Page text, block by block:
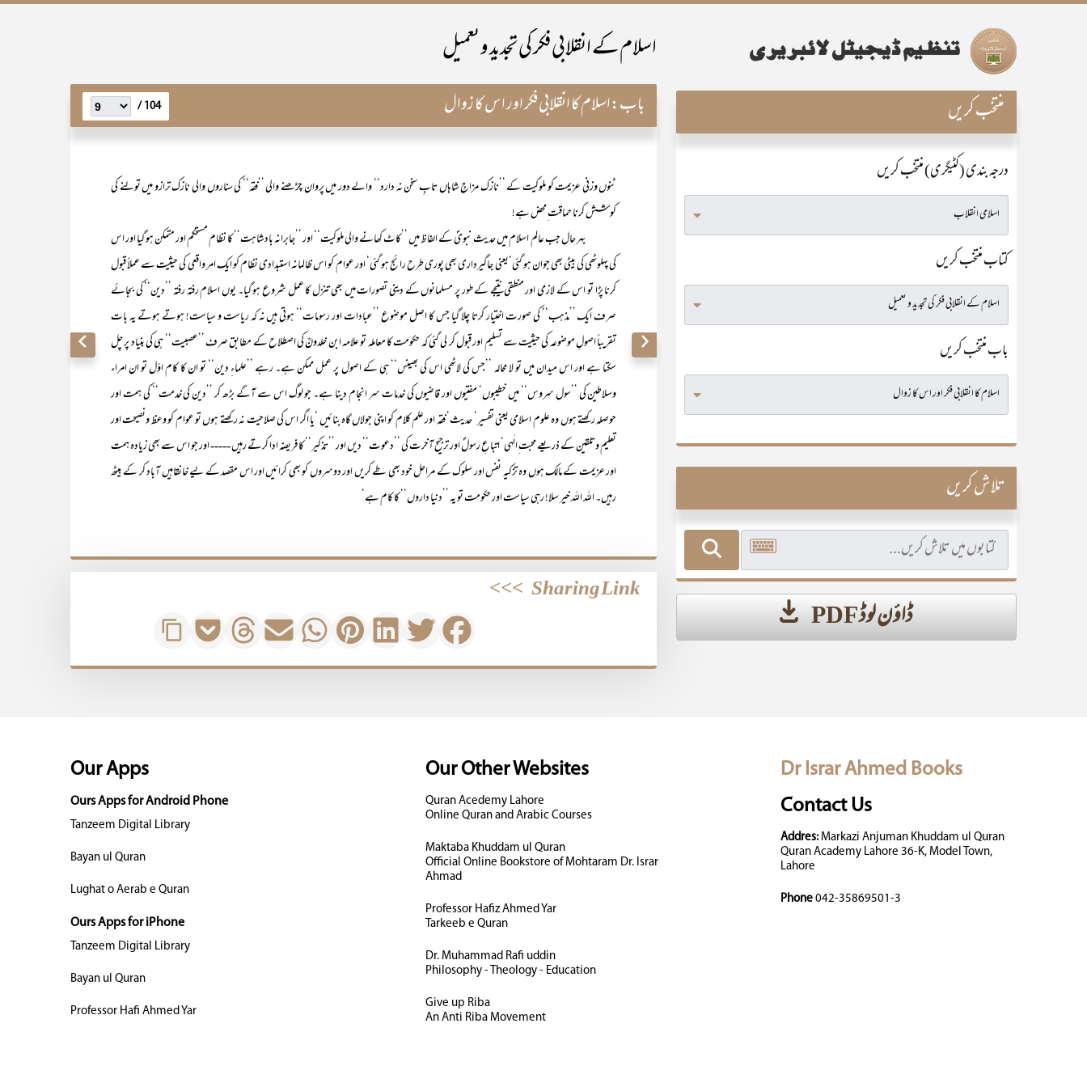
اسلام کے انقلابی فکر کی تجدید و تعمیل
باب:اسلام کا انقلابی فکر اور اس کا زوال 104 /
ٹنوں وزنی عزیمت کو ملوکیت کے ’’نازک مزاجِ شاہاں تابِ سخن نہ دارد‘‘ والے دور میں پروان چڑھنے والی ’’فقہ‘‘ کی سناروں والی نازک ترازو میں تولنے کی
کوشش کرنا حماقت ِمحض ہے!
بہر حال جب عالم اسلام میں حدیث نبویؐ کے الفاظ میں ’’کاٹ کھانے والی ملوکیت‘‘ اور ’’جابرانہ بادشاہت‘‘ کا نظام مستحکم اور متمکن ہو گیا اور اس
کی پہلوٹھی کی بیٹی بھی جوان ہو گئی‘یعنی جاگیرداری بھی پوری طرح رائج ہو گئی‘ اور عوام کو اس ظالمانہ استبدادی نظام کو ایک امر واقعی کی حیثیت سے عملاً قبول
کرنا پڑا تو اس کے لازمی اور منطقی نتیجے کے طور پر مسلمانوں کے دینی تصورات میں بھی تنزل کا عمل شروع ہو گیا۔ یوں اسلام رفتہ رفتہ ’’دین‘‘ کی بجائے
صرف ایک ’’مذہب‘‘ کی صورت اختیار کرتا چلا گیا جس کا اصل موضوع ’’عبادات اور رسومات‘‘ ہوتی ہیں نہ کہ ریاست و سیاست! ہوتے ہوتے یہ بات
تقریباً اصولِ موضوعہ کی حیثیت سے تسلیم اور قبول کر لی گئی کہ حکومت کا معاملہ تو علامہ ابن خلدونؒ کی اصطلاح کے مطابق صرف ’’عصبیت‘‘ ہی کی بنیاد پر چل
سکتا ہے اور اس میدان میں تو لا محالہ ’’جس کی لاٹھی اس کی بھینس‘‘ ہی کے اصول پر عمل ممکن ہے۔ رہے ’’علماءِ دین‘‘ تو ان کا کام اوّل تو ان امراء
وسلاطین کی ’’سول سروس‘‘ میں خطیبوں‘ مفتیوں اور قاضیوں کی خدمات سر انجام دینا ہے۔ جو لوگ اس سے آگے بڑھ کر ’’دین کی خدمت‘‘ کی ہمت اور
حوصلہ رکھتے ہوں وہ علوم اسلامی یعنی تفسیر‘ حدیث‘ فقہ اور علم کلام کو اپنی جولاں گاہ بنائیں ‘یا اگر اس کی صلاحیت نہ رکھتے ہوں تو عوام کو وعظ ونصیحت اور
تعلیم وتلقین کے ذریعے محبت ِالٰہی‘ اتباعِ رسولؐ اور ترجیح آخرت کی ’’دعوت‘‘ دیں اور ’’تذکیر‘‘ کا فریضہ ادا کرتے رہیں ----- اور جو اس سے بھی زیادہ ہمت
اور عزیمت کے مالک ہوں وہ تزکیہ نفس اور سلوک کے مراحل خود بھی طے کریں اور دوسروں کو بھی کرائیں اور اس مقصد کے لیے خانقاہیں آباد کر کے بیٹھ
رہیں۔ اللہ اللہ خیر سلا! رہی سیاست اور حکومت تو یہ ’’دنیا داروں‘‘ کا کام ہے‘
Sharing Link
>>>
منتخب کریں
درجہ بندی (کٹیگری) منتخب کریں
کتاب منتخب کریں
باب منتخب کریں
تلاش کریں
ڈاؤن لوڈ PDF
Dr Israr Ahmed Books
Contact Us
Addres:Markazi Anjuman Khuddam ul Quran
Quran Academy Lahore 36-K, Model Town,
Lahore
Phone 042-35869501-3
Our Other Websites
Quran Acedemy Lahore
Online Quran and Arabic Courses
Maktaba Khuddam ul Quran
Official Online Bookstore of Mohtaram Dr. Israr
Ahmad
Professor Hafiz Ahmed Yar
Tarkeeb e Quran
Dr. Muhammad Rafi uddin
Philosophy - Theology - Education
Give up Riba
An Anti Riba Movement
Our Apps
Ours Apps for Android Phone
Tanzeem Digital Library
Bayan ul Quran
Lughat o Aerab e Quran
Ours Apps for iPhone
Tanzeem Digital Library
Bayan ul Quran
Professor Hafi Ahmed Yar